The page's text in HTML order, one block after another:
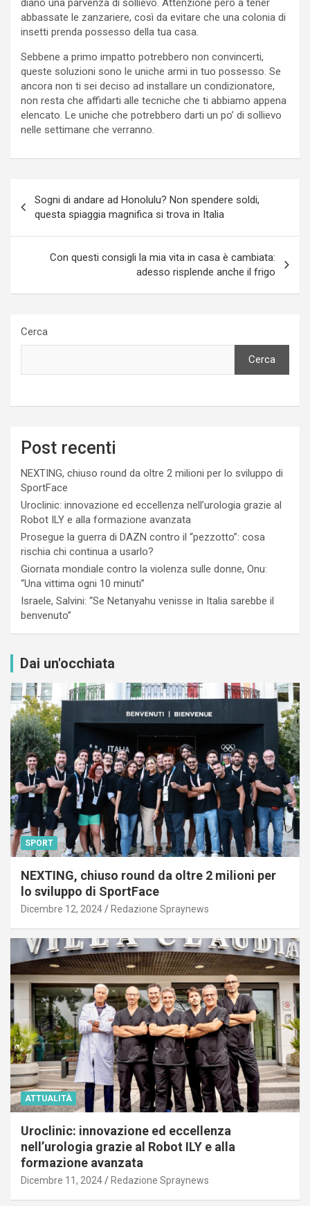
diano una parvenza di sollievo. Attenzione però a tener
abbassate le zanzariere, così da evitare che una colonia di
insetti prenda possesso della tua casa.
Sebbene a primo impatto potrebbero non convincerti,
queste soluzioni sono le uniche armi in tuo possesso. Se
ancora non ti sei deciso ad installare un condizionatore,
non resta che affidarti alle tecniche che ti abbiamo appena
elencato. Le uniche che potrebbero darti un po’ di sollievo
nelle settimane che verranno.
articoli
Sogni di andare ad Honolulu? Non spendere soldi,
questa spiaggia magnifica si trova in Italia
Con questi consigli la mia vita in casa è cambiata:
adesso risplende anche il frigo
Cerca
Cerca
Post recenti
NEXTING, chiuso round da oltre 2 milioni per lo sviluppo di
SportFace
Uroclinic: innovazione ed eccellenza nell’urologia grazie al
Robot ILY e alla formazione avanzata
Prosegue la guerra di DAZN contro il “pezzotto”: cosa
rischia chi continua a usarlo?
Giornata mondiale contro la violenza sulle donne, Onu:
“Una vittima ogni 10 minuti”
Israele, Salvini: “Se Netanyahu venisse in Italia sarebbe il
benvenuto”
Dai un'occhiata
SPORT
NEXTING, chiuso round da oltre 2 milioni per
lo sviluppo di SportFace
Dicembre 12, 2024 Redazione Spraynews
ATTUALITÀ
Uroclinic: innovazione ed eccellenza
nell’urologia grazie al Robot ILY e alla
formazione avanzata
Dicembre 11, 2024 Redazione Spraynews